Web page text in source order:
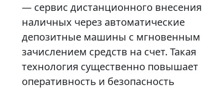
— сервис дистанционного внесения
наличных через автоматические
депозитные машины с мгновенным
зачислением средств на счет. Такая
технология существенно повышает
оперативность и безопасность